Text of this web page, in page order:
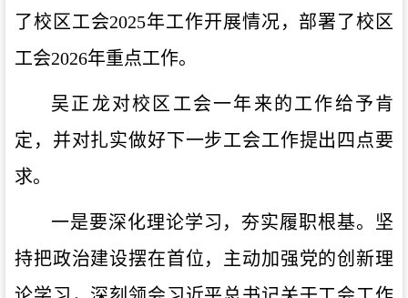
了校区工会2025年工作开展情况，部署了校区
工会2026年重点工作。
吴正龙对校区工会一年来的工作给予肯
定，并对扎实做好下一步工会工作提出四点要
求。
一是要深化理论学习，夯实履职根基。坚
持把政治建设摆在首位，主动加强党的创新理